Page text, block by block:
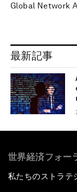
Global Network
最新記事
世界経済フォー
私たちのストラテ